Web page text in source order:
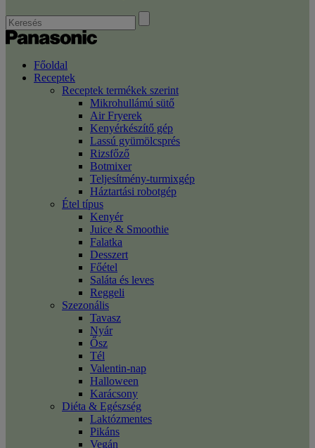
Főoldal
Receptek
Receptek termékek szerint
Mikrohullámú sütő
Air Fryerek
Kenyérkészítő gép
Lassú gyümölcsprés
Rizsfőző
Botmixer
Teljesítmény-turmixgép
Háztartási robotgép
Étel típus
Kenyér
Juice & Smoothie
Falatka
Desszert
Főétel
Saláta és leves
Reggeli
Szezonális
Tavasz
Nyár
Ősz
Tél
Valentin-nap
Halloween
Karácsony
Diéta & Egészség
Laktózmentes
Pikáns
Vegán